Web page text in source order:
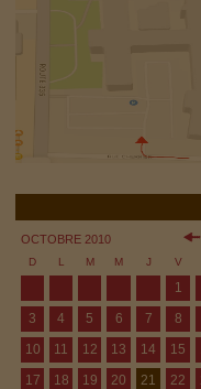
OCTOBRE 2010
D L M M J V
1
3
4 5 6 7
8
10
11 12 13 14 15
17
18 19 20 21 22